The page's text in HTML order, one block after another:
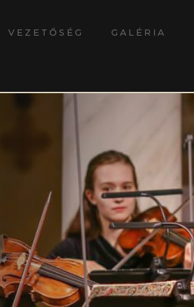
VEZETŐSÉG GALÉRIA